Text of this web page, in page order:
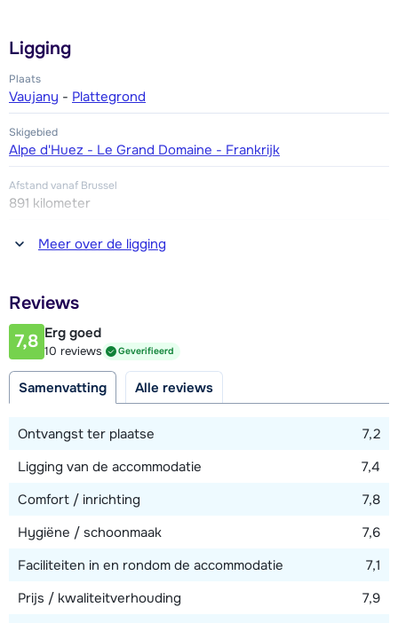
persoonsbed, twee met ieder twee 1-persoonsbedden en
één 4-persoonskamer met twee stapelbedden. Alle
slaapkamers hebben toegang tot een balkon. Vier
badkamers met ieder een bad of douche (twee van de vier
badkamers zijn en-suite). Vijf toiletten, waarvan drie apart.
Ligging
Plaats
Vaujany - Plattegrond
Skigebied
Alpe d'Huez - Le Grand Domaine - Frankrijk
Afstand vanaf Brussel
891 kilometer
Afstand tot winkel(s)
1000 meter
1000 meter
Afstand tot piste
300 meter
Meer over de ligging
Reviews
7,8 Erg goed
10 reviews Geverifieerd
Samenvatting Alle reviews
Ontvangst ter plaatse
7,2
Ligging van de accommodatie
7,4
Comfort / inrichting
7,8
Hygiëne / schoonmaak
7,6
Faciliteiten in en rondom de accommodatie
7,1
Prijs / kwaliteitverhouding
7,9